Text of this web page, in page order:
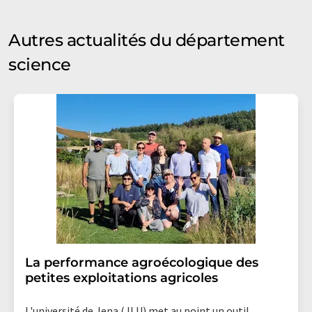
Autres actualités du département
science
La performance agroécologique des
petites exploitations agricoles